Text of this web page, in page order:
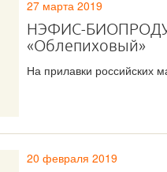
27 марта 2019
НЭФИС-
«Облепиховый»
На прилавки российских
20 февраля 2019